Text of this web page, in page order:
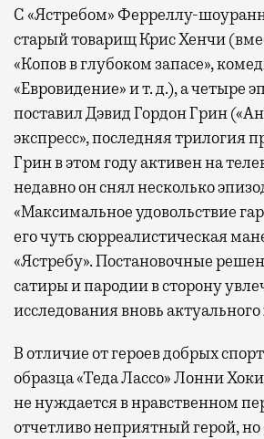
С «Ястребом» Ферреллу-
старый товарищ Крис Хенчи
«Копов в глубоком запасе»,
«Евровидение» и т. д.), а четыре
поставил Дэвид Гордон Грин
экспресс», последняя трилогия
Грин в этом году активен на
недавно он снял несколько
«Максимальное удовольствие
его чуть сюрреалистическая
«Ястребу». Постановочные
сатиры и пародии в сторону
исследования вновь актуального
В отличие от героев добрых
образца «Теда Лассо» Лонни
не нуждается в нравственном
отчетливо неприятный герой, но